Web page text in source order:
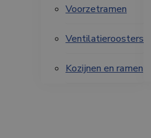
Voorzetramen
Ventilatieroosters
Kozijnen en ramen